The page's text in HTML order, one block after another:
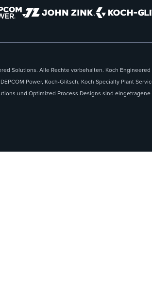
Solutions. Alle Rechte vorbehalten. Koch Engineered
Power, Koch-Glitsch, Koch Specialty Plant
und Optimized Process Designs sind eingetragene